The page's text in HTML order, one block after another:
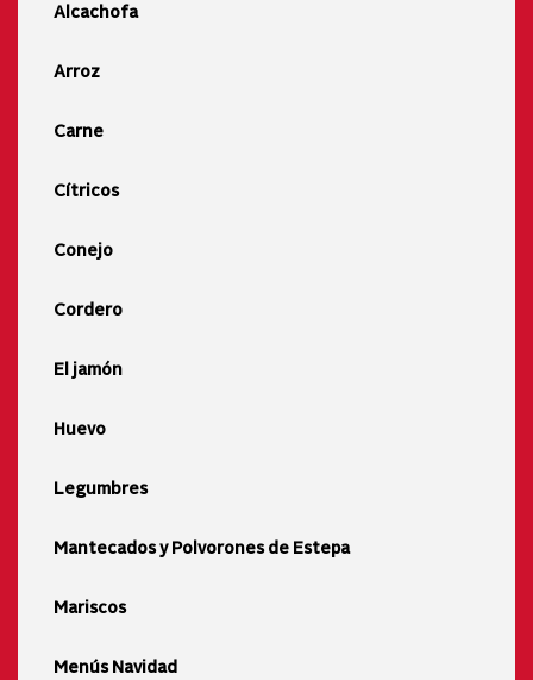
Alcachofa
Arroz
Carne
Cítricos
Conejo
Cordero
El jamón
Huevo
Legumbres
Mantecados y Polvorones de Estepa
Mariscos
Menús Navidad